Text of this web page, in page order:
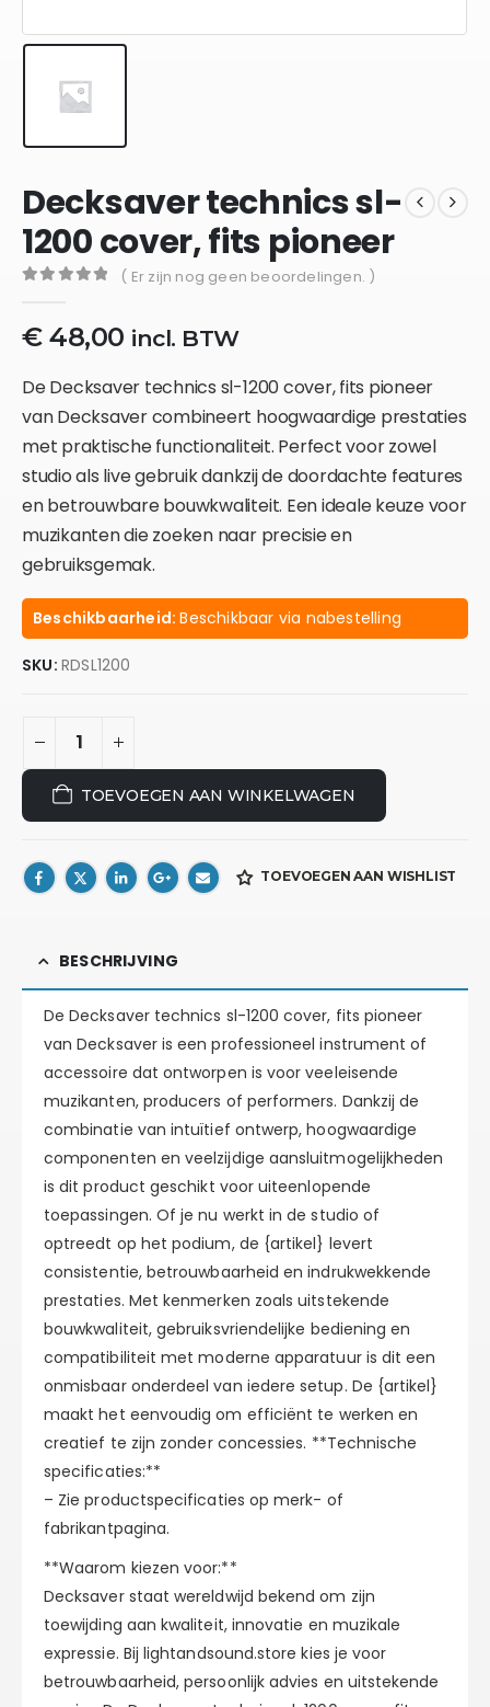
Decksaver technics sl-
1200 cover, fits pioneer
( Er zijn nog geen beoordelingen. )
€48,00 incl. BTW
De Decksaver technics sl-1200 cover, fits pioneer
van Decksaver combineert hoogwaardige prestaties
met praktische functionaliteit. Perfect voor zowel
studio als live gebruik dankzij de doordachte features
en betrouwbare bouwkwaliteit. Een ideale keuze voor
muzikanten die zoeken naar precisie en
gebruiksgemak.
Beschikbaarheid:Beschikbaar via nabestelling
SKU: RDSL1200
TOEVOEGEN AAN WINKELWAGEN
TOEVOEGEN AAN WISHLIST
BESCHRIJVING
De Decksaver technics sl-1200 cover, fits pioneer
van Decksaver is een professioneel instrument of
accessoire dat ontworpen is voor veeleisende
muzikanten, producers of performers. Dankzij de
combinatie van intuïtief ontwerp, hoogwaardige
componenten en veelzijdige aansluitmogelijkheden
is dit product geschikt voor uiteenlopende
toepassingen. Of je nu werkt in de studio of
optreedt op het podium, de {artikel} levert
consistentie, betrouwbaarheid en indrukwekkende
prestaties. Met kenmerken zoals uitstekende
bouwkwaliteit, gebruiksvriendelijke bediening en
compatibiliteit met moderne apparatuur is dit een
onmisbaar onderdeel van iedere setup. De {artikel}
maakt het eenvoudig om efficiënt te werken en
creatief te zijn zonder concessies. **Technische
specificaties:**
– Zie productspecificaties op merk- of
fabrikantpagina.
**Waarom kiezen voor:**
Decksaver staat wereldwijd bekend om zijn
toewijding aan kwaliteit, innovatie en muzikale
expressie. Bij lightandsound.store kies je voor
betrouwbaarheid, persoonlijk advies en uitstekende